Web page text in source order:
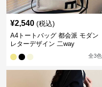
¥2,540 (税込)
A4トートバッグ 都会派 モダン
レターデザイン 二way
全3色